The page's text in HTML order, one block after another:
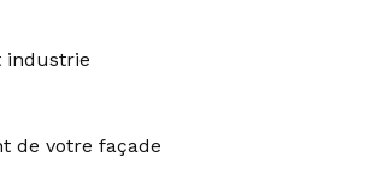
industrie
de votre façade